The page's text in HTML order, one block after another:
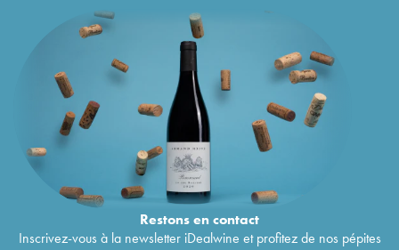
Restons encontact
Inscrivez-vous à la newsletter iDealwine et profitez de nos pépites